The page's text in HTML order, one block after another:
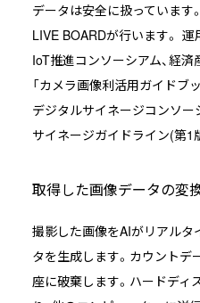
データは安全に扱っています
LIVE BOARDが行います。
IoT推進コンソーシアム、経
「カメラ画像利活用ガイドブ
デジタルサイネージコンソー
サイネージガイドライン(第1
取得した画像データの変
撮影した画像をAIがリアル
タを生成します。カウントデ
座に破棄します。ハードディ